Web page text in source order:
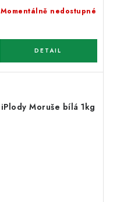
Momentálně nedostupné
iPlody Moruše bílá 1kg